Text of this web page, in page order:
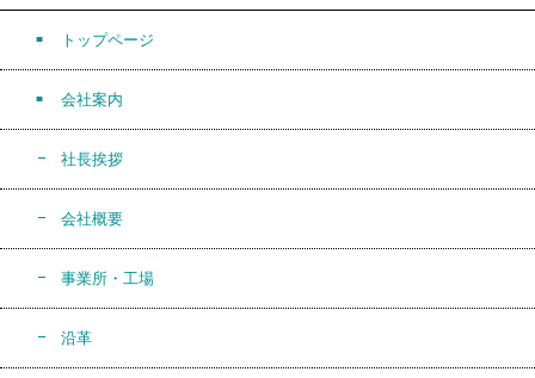
トップページ
会社案内
社長挨拶
会社概要
事業所・工場
沿革